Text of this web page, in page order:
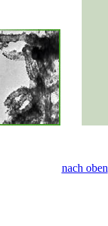
nach oben